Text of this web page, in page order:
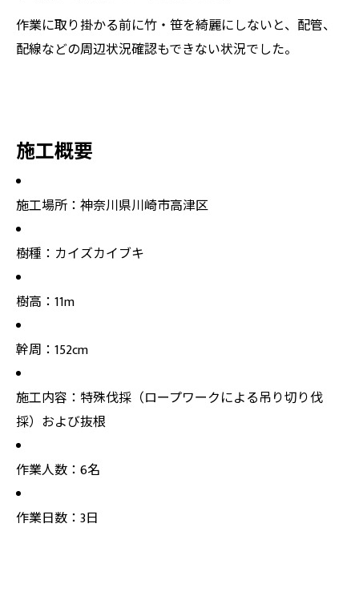
作業に取り掛かる前に竹・笹を綺麗にしないと、配管、
配線などの周辺状況確認もできない状況でした。
施工概要
施工場所：神奈川県川崎市高津区
樹種：カイズカイブキ
樹高：11m
幹周：152cm
施工内容：特殊伐採（ロープワークによる吊り切り伐
採）および抜根
作業人数：6名
作業日数：3日